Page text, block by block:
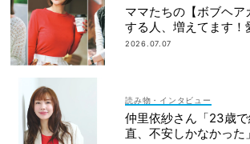
ママたちの【ボブヘア
する人、増えてます！
全部見せ
2026.07.07
読み物・インタビュー
仲里依紗さん「23歳
直、不安しかなかった」